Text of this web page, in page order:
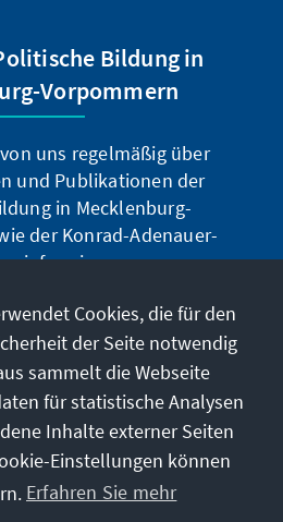
Bildung in
Vorpommern
uns regelmäßig über
und Publikationen der
in Mecklenburg-
der Konrad-Adenauer-
informieren.
abonnierenCookies, die für den
der Seite notwendig
sammelt die Webseite
für statistische Analysen
Inhalte externer Seiten
Einstellungen können
Erfahren Sie mehr